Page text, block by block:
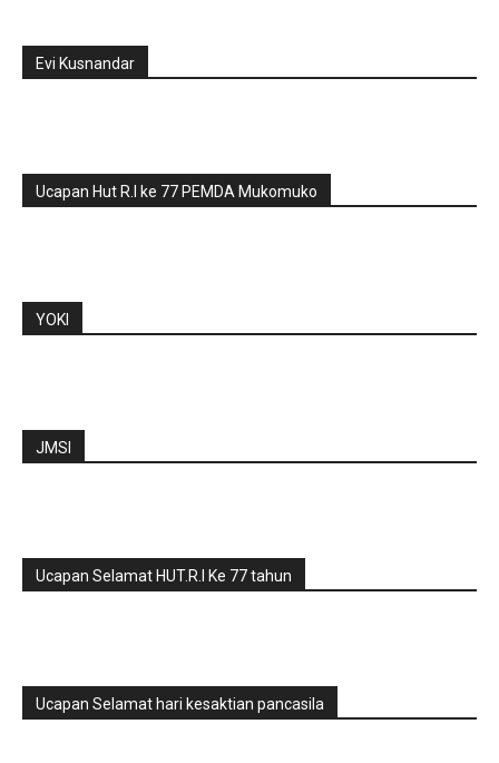
Evi Kusnandar
Ucapan Hut R.I ke 77 PEMDA Mukomuko
YOKI
JMSI
Ucapan Selamat HUT.R.I Ke 77 tahun
Ucapan Selamat hari kesaktian pancasila